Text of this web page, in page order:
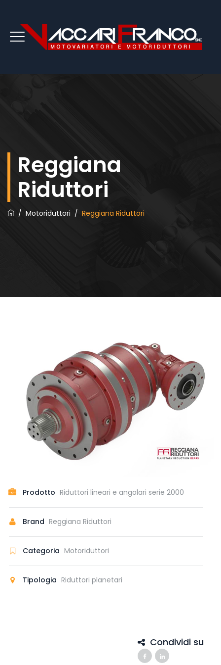
Reggiana
Riduttori
/ Motoriduttori / Reggiana Riduttori
Prodotto Riduttori lineari e angolari serie 2000
Brand Reggiana Riduttori
Categoria Motoriduttori
Tipologia Riduttori planetari
Condividi su